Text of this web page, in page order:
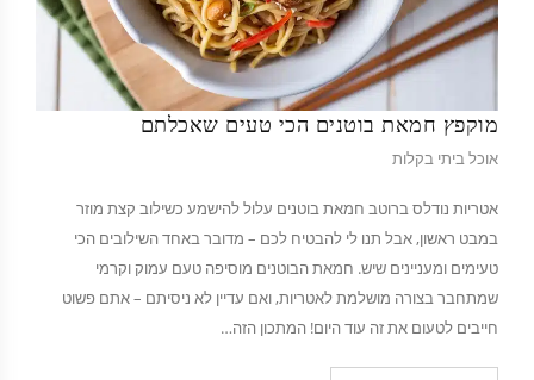
מוקפץ חמאת בוטנים הכי טעים שאכלתם
אוכל ביתי בקלות
אטריות נודלס ברוטב חמאת בוטנים עלול להישמע כשילוב קצת מוזר
במבט ראשון, אבל תנו לי להבטיח לכם – מדובר באחד השילובים הכי
טעימים ומעניינים שיש. חמאת הבוטנים מוסיפה טעם עמוק וקרמי
שמתחבר בצורה מושלמת לאטריות, ואם עדיין לא ניסיתם – אתם פשוט
חייבים לטעום את זה עוד היום! המתכון הזה…